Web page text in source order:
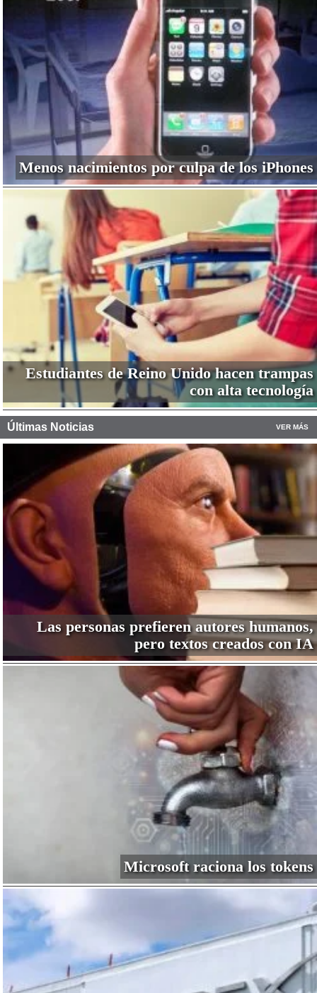
Menos nacimientos por culpa de los iPhones
Estudiantes de Reino Unido hacen trampas
con alta tecnología
Últimas Noticias VER MÁS
Las personas prefieren autores humanos,
pero textos creados con IA
Microsoft raciona los tokens